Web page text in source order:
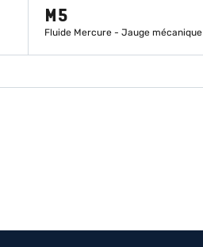
M5
Fluide Mercure - Jauge mécanique
EN SAVOIR PLUS